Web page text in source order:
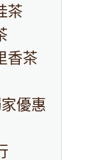
茶
香茶
優惠